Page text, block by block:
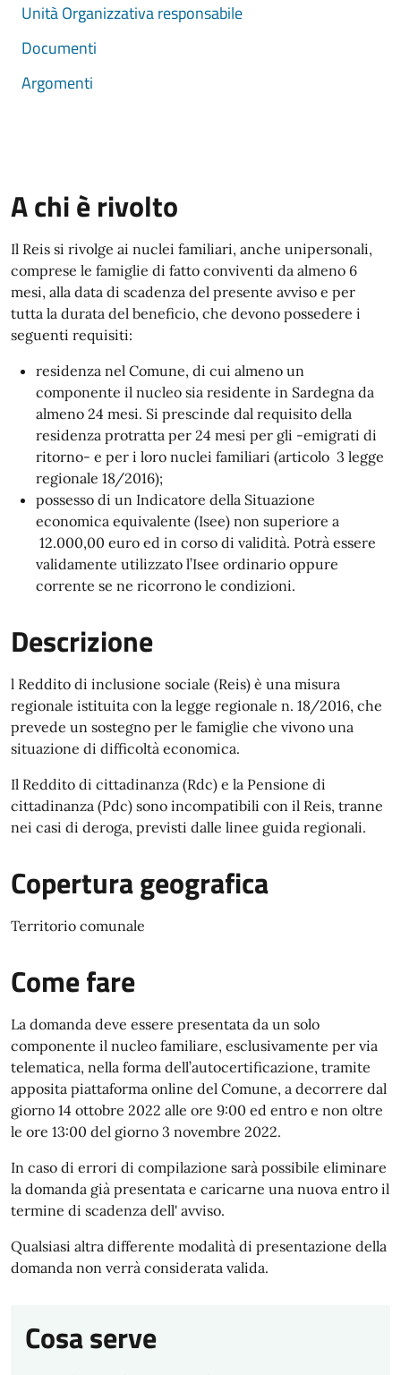
Unità Organizzativa responsabile
Documenti
Argomenti
A chi è rivolto
Il Reis si rivolge ai nuclei familiari, anche unipersonali,
comprese le famiglie di fatto conviventi da almeno 6
mesi, alla data di scadenza del presente avviso e per
tutta la durata del beneficio, che devono possedere i
seguenti requisiti:
residenza nel Comune, di cui almeno un
componente il nucleo sia residente in Sardegna da
almeno 24 mesi. Si prescinde dal requisito della
residenza protratta per 24 mesi per gli -emigrati di
ritorno- e per i loro nuclei familiari (articolo 3 legge
regionale 18/2016);
possesso di un Indicatore della Situazione
economica equivalente (Isee) non superiore a
12.000,00 euro ed in corso di validità. Potrà essere
validamente utilizzato l’Isee ordinario oppure
corrente se ne ricorrono le condizioni.
Descrizione
l Reddito di inclusione sociale (Reis) è una misura
regionale istituita con la legge regionale n. 18/2016, che
prevede un sostegno per le famiglie che vivono una
situazione di difficoltà economica.
Il Reddito di cittadinanza (Rdc) e la Pensione di
cittadinanza (Pdc) sono incompatibili con il Reis, tranne
nei casi di deroga, previsti dalle linee guida regionali.
Copertura geografica
Territorio comunale
Come fare
La domanda deve essere presentata da un solo
componente il nucleo familiare, esclusivamente per via
telematica, nella forma dell’autocertificazione, tramite
apposita piattaforma online del Comune, a decorrere dal
giorno 14 ottobre 2022 alle ore 9:00 ed entro e non oltre
le ore 13:00 del giorno 3 novembre 2022.
In caso di errori di compilazione sarà possibile eliminare
la domanda già presentata e caricarne una nuova entro il
termine di scadenza dell' avviso.
Qualsiasi altra differente modalità di presentazione della
domanda non verrà considerata valida.
Cosa serve